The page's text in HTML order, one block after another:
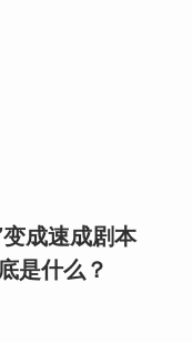
成速成剧本
是什么？